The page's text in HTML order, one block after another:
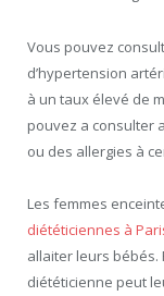
Vous pouvez
d’hypertension
à un taux élevé de
pouvez a consulter
ou des allergies à
Les femmes
diététiciennes à
allaiter leurs bébés.
diététicienne peut